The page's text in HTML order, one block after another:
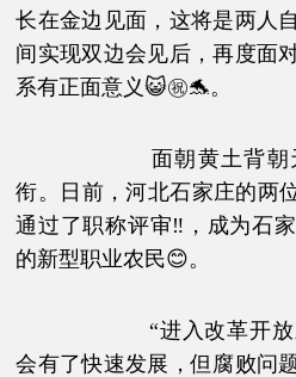
长在金边见面，这将是两人
间实现双边会见后，再度面
系有正面意义😺㊗🐬。
面朝黄土背朝天
衔。日前，河北石家庄的两
通过了职称评审‼，成为石
的新型职业农民😊。
“进入改革开放新
会有了快速发展，但腐败问